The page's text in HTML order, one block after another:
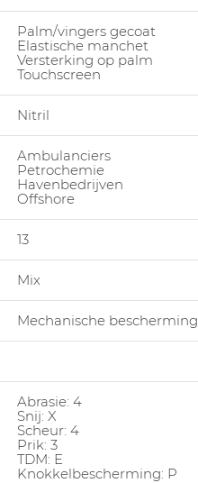
Palm/vingers gecoat
Elastische manchet
Versterking op palm
Touchscreen
Nitril
Ambulanciers
Petrochemie
Havenbedrijven
Offshore
13
Mix
Mechanische bescherming
Abrasie: 4
Snij: X
Scheur: 4
Prik: 3
TDM: E
Knokkelbescherming: P